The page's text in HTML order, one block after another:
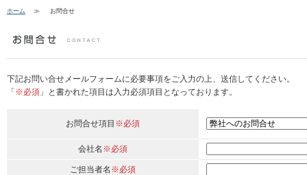
ホーム ≫ お問合せ
下記お問い合せメールフォームに必要事項をご入力の上、送信してください。
「 ※必須 」と書かれた項目は入力必須項目となっております。
お問合せ項目 ※必須
会社名 ※必須
ご担当者名 ※必須